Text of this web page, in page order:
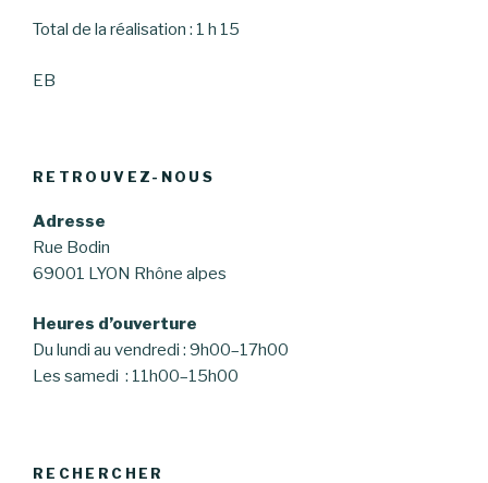
Total de la réalisation : 1 h 15
EB
RETROUVEZ-NOUS
Adresse
Rue Bodin
69001 LYON Rhône alpes
Heures d’ouverture
Du lundi au vendredi : 9h00–17h00
Les samedi : 11h00–15h00
RECHERCHER